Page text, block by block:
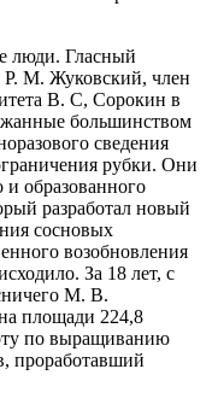
люди. Гласный
Р. М. Жуковский, член
В. С, Сорокин в
большинством
сведения
рубки. Они
и образованного
разработал новый
сосновых
возобновления
За 18 лет, с
М. В.
площади 224,8
по выращиванию
проработавший